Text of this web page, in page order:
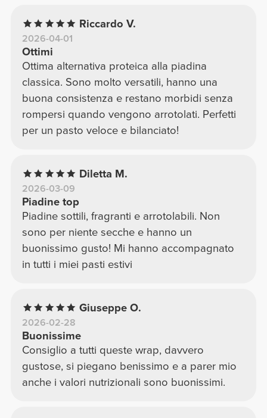
Riccardo V.
2026-04-01
Ottimi
Ottima alternativa proteica alla piadina
classica. Sono molto versatili, hanno una
buona consistenza e restano morbidi senza
rompersi quando vengono arrotolati. Perfetti
per un pasto veloce e bilanciato!
Diletta M.
2026-03-09
Piadine top
Piadine sottili, fragranti e arrotolabili. Non
sono per niente secche e hanno un
buonissimo gusto! Mi hanno accompagnato
in tutti i miei pasti estivi
Giuseppe O.
2026-02-28
Buonissime
Consiglio a tutti queste wrap, davvero
gustose, si piegano benissimo e a parer mio
anche i valori nutrizionali sono buonissimi.